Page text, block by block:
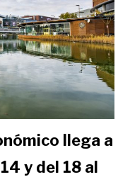
llega a
y del 18 al